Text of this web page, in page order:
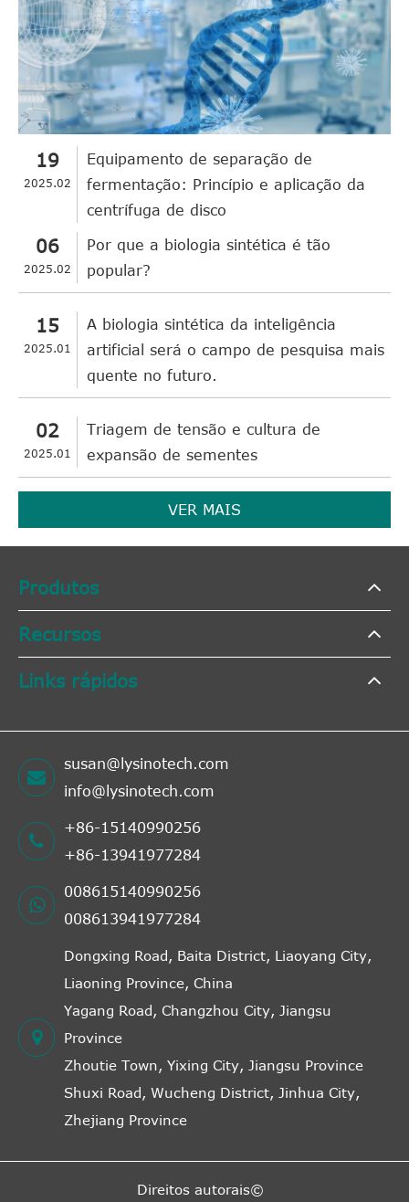
19
2025.02
Equipamento de separação de
fermentação: Princípio e aplicação da
centrífuga de disco
06
2025.02
Por que a biologia sintética é tão
popular?
15
2025.01
A biologia sintética da inteligência
artificial será o campo de pesquisa mais
quente no futuro.
02
2025.01
Triagem de tensão e cultura de
expansão de sementes
VER MAIS
Produtos
Recursos
Links rápidos
susan@lysinotech.com
info@lysinotech.com
+86-15140990256
+86-13941977284
008615140990256
008613941977284
Dongxing Road, Baita District, Liaoyang City,
Liaoning Province, China
Yagang Road, Changzhou City, Jiangsu
Province
Zhoutie Town, Yixing City, Jiangsu Province
Shuxi Road, Wucheng District, Jinhua City,
Zhejiang Province
Direitos autorais©